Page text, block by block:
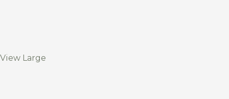
View Large